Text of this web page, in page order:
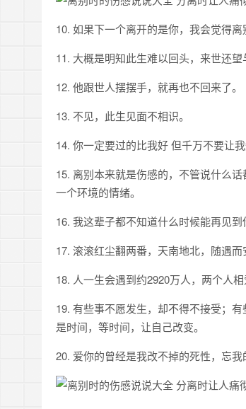
10. 如果下一个离开的是你，我会觉得离
11. 大概是明知此生难以回头，来世还望
12. 他跟世人摆摆手，就再也不回来了。
13. 不见，此生见面不相识。
14. 你一定要过的比我好 但千万不要让我
15. 离别本来就是伤感的，不管说什么
一个环境的情绪。
16. 我这辈子都不知道什么时候能再见
17. 滚滚红尘翻两番，天南地北，随遇而
18. 人一生会遇到约2920万人，两个人
19. 有些事不愿发生，却不得不接受；
是时间，等时间，让自己改变。
20. 爱你的曾经是我改不掉的死性，忘我